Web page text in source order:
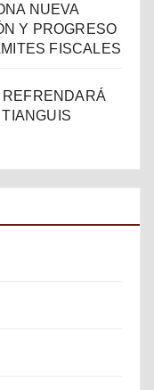
NUEVA
Y PROGRESO
FISCALES